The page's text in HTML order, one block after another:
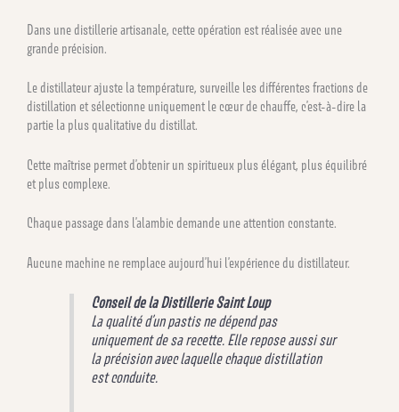
Dans une distillerie artisanale, cette opération est réalisée avec une
grande précision.
Le distillateur ajuste la température, surveille les différentes fractions de
distillation et sélectionne uniquement le cœur de chauffe, c’est-à-dire la
partie la plus qualitative du distillat.
Cette maîtrise permet d’obtenir un spiritueux plus élégant, plus équilibré
et plus complexe.
Chaque passage dans l’alambic demande une attention constante.
Aucune machine ne remplace aujourd’hui l’expérience du distillateur.
Conseil de la Distillerie Saint Loup
La qualité d’un pastis ne dépend pas
uniquement de sa recette. Elle repose aussi sur
la précision avec laquelle chaque distillation
est conduite.